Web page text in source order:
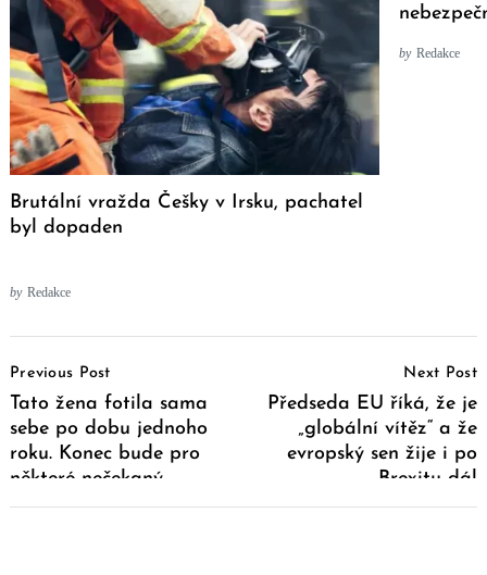
Brutální vražda Češky v Irsku, pachatel
byl dopaden
by Redakce
by Redakce
Navigation
Previous Post
Tato žena fotila sama
sebe po dobu jednoho
roku. Konec bude pro
některé nečekaný
Next Post
Předseda EU říká, že je
„globální vítěz“ a že
evropský sen žije i po
Brexitu dál